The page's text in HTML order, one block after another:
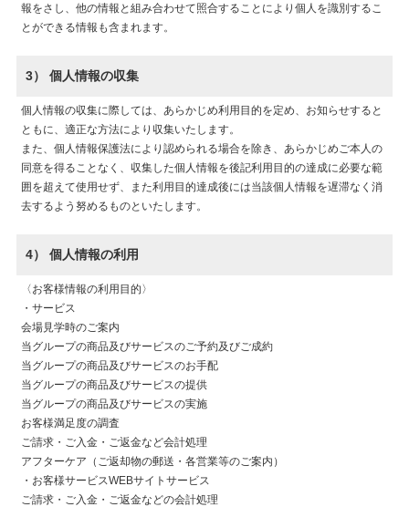
報をさし、他の情報と組み合わせて照合することにより個人を識別するこ
とができる情報も含まれます。
3） 個人情報の収集
個人情報の収集に際しては、あらかじめ利用目的を定め、お知らせすると
ともに、適正な方法により収集いたします。
また、個人情報保護法により認められる場合を除き、あらかじめご本人の
同意を得ることなく、収集した個人情報を後記利用目的の達成に必要な範
囲を超えて使用せず、また利用目的達成後には当該個人情報を遅滞なく消
去するよう努めるものといたします。
4） 個人情報の利用
〈お客様情報の利用目的〉
・サービス
会場見学時のご案内
当グループの商品及びサービスのご予約及びご成約
当グループの商品及びサービスのお手配
当グループの商品及びサービスの提供
当グループの商品及びサービスの実施
お客様満足度の調査
ご請求・ご入金・ご返金など会計処理
アフターケア（ご返却物の郵送・各営業等のご案内）
・お客様サービスWEBサイトサービス
ご請求・ご入金・ご返金などの会計処理